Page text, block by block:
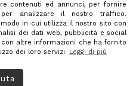
contenuti ed annunci, per fornire
analizzare il nostro traffico.
in cui utilizza il nostro sito con
dei dati web, pubblicità e social
altre informazioni che ha fornito
dei loro servizi. Leggi di più